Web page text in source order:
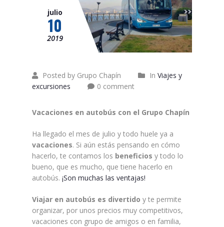
julio
10
2019
Posted by Grupo Chapín In Viajes y
excursiones
0 comment
Vacaciones en autobús con el Grupo Chapín
Ha llegado el mes de julio y todo huele ya a
vacaciones. Si aún estás pensando en cómo
hacerlo, te contamos los beneficios y todo lo
bueno, que es mucho, que tiene hacerlo en
autobús. ¡Son muchas las ventajas!
Viajar en autobús es divertido y te permite
organizar, por unos precios muy competitivos,
vacaciones con grupo de amigos o en familia,